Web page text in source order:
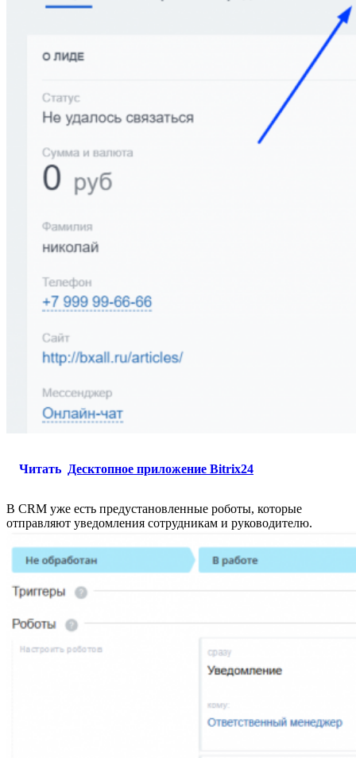
Читать Десктопное приложение Bitrix24
В CRM уже есть предустановленные роботы, которые
отправляют уведомления сотрудникам и руководителю.